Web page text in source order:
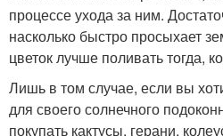
процессе ухода за ним.
насколько быстро просыхает
цветок лучше поливать тогда,
Лишь в том случае, если вы
для своего солнечного
покупать кактусы, герани,